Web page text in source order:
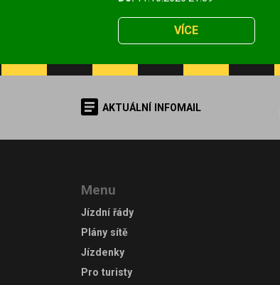
VÍCE
AKTUÁLNÍ INFOMAIL
Menu
Jízdní řády
Plány sítě
Jízdenky
Pro turisty